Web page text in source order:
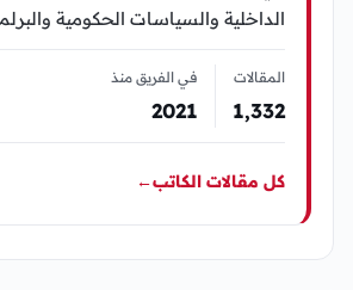
الداخلية والسياسات الحكومية
المقالات
1٬332
في الفريق منذ
2021
كل مقالات الكاتب←